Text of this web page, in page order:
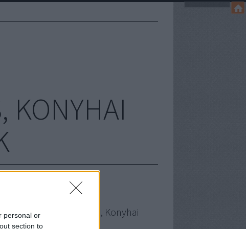
personal or
section to
KONYHAI
Lila Füge - Sütés, Főzés, Konyhai
Kísérletezések